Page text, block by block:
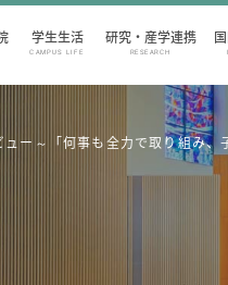
学生生活
CAMPUS LIFE
研究・産学連携
RESEARCH
ー～「何事も全力で取り組み